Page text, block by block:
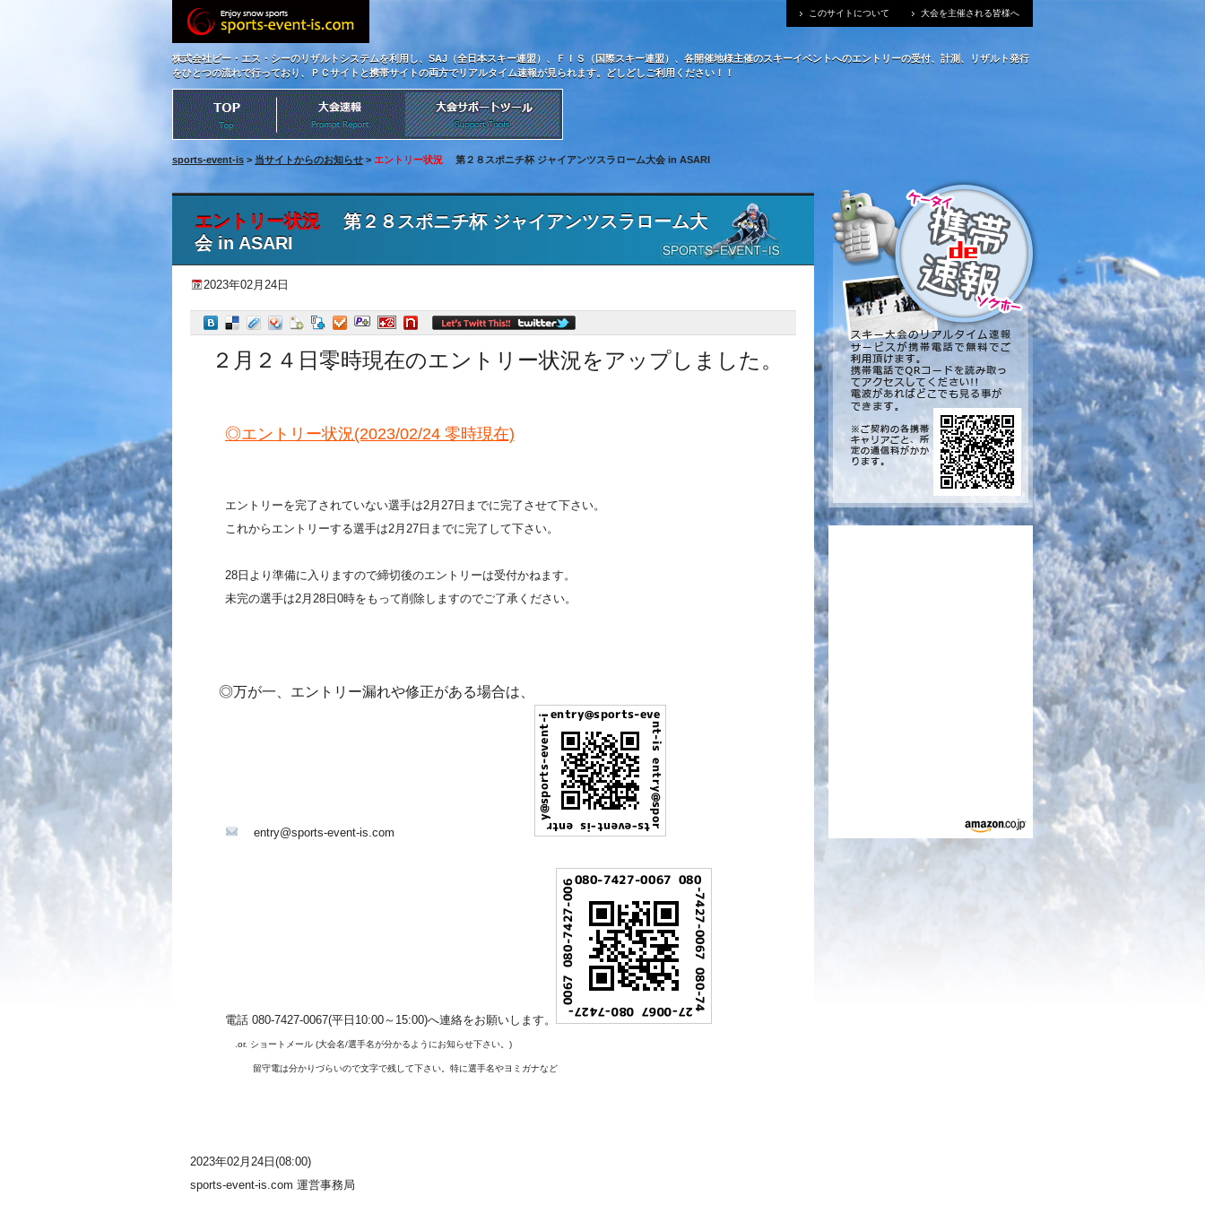
このサイトについて 大会を主催される皆様へ
株式会社ビー・エス・シーのリザルトシステムを利用し、SAJ（全日本スキー連盟）、ＦＩＳ（国際スキー連盟）、各開催地様主催のスキーイベントへのエントリーの受付、計測、リザルト発行
をひとつの流れで行っており、ＰＣサイトと携帯サイトの両方でリアルタイム速報が見られます。どしどしご利用ください！！
sports-event-is > 当サイトからのお知らせ > エントリー状況 第２８スポニチ杯 ジャイアンツスラローム大会 in ASARI
エントリー状況 第２８スポニチ杯 ジャイアンツスラローム大
会 in ASARI
2023年02月24日
２月２４日零時現在のエントリー状況をアップしました。
◎エントリー状況(2023/02/24 零時現在)
エントリーを完了されていない選手は2月27日までに完了させて下さい。
これからエントリーする選手は2月27日までに完了して下さい。
28日より準備に入りますので締切後のエントリーは受付かねます。
未完の選手は2月28日0時をもって削除しますのでご了承ください。
◎万が一、エントリー漏れや修正がある場合は、
entry@sports-event-is.com
電話 080-7427-0067(平日10:00～15:00)へ連絡をお願いします。
.or. ショートメール (大会名/選手名が分かるようにお知らせ下さい。)
留守電は分かりづらいので文字で残して下さい。特に選手名やヨミガナなど
2023年02月24日(08:00)
sports-event-is.com 運営事務局